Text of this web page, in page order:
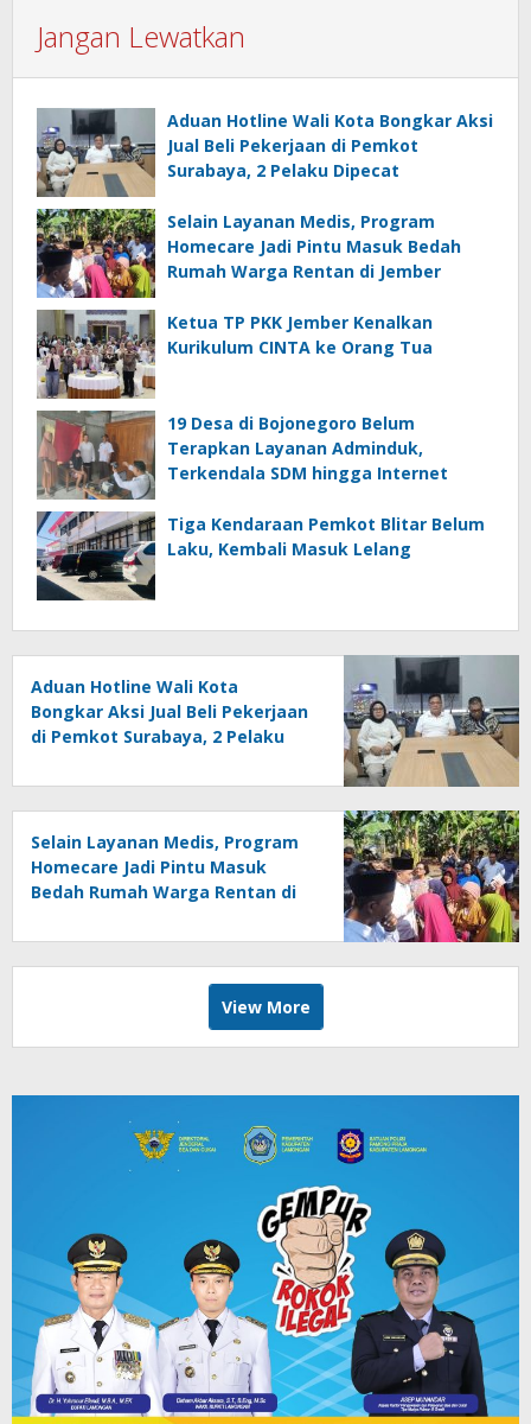
Jangan Lewatkan
Aduan Hotline Wali Kota Bongkar Aksi
Jual Beli Pekerjaan di Pemkot
Surabaya, 2 Pelaku Dipecat
Selain Layanan Medis, Program
Homecare Jadi Pintu Masuk Bedah
Rumah Warga Rentan di Jember
Ketua TP PKK Jember Kenalkan
Kurikulum CINTA ke Orang Tua
19 Desa di Bojonegoro Belum
Terapkan Layanan Adminduk,
Terkendala SDM hingga Internet
Tiga Kendaraan Pemkot Blitar Belum
Laku, Kembali Masuk Lelang
Aduan Hotline Wali Kota
Bongkar Aksi Jual Beli Pekerjaan
di Pemkot Surabaya, 2 Pelaku
Selain Layanan Medis, Program
Homecare Jadi Pintu Masuk
Bedah Rumah Warga Rentan di
View More